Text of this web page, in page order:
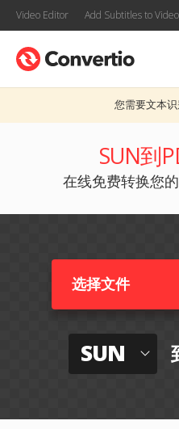
Video Editor Add Subtitles to Video
您需要文本识
SUN到
在线免费转换您
选择文件
SUN